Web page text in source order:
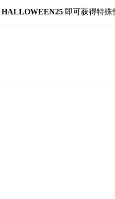
HALLOWEEN25 即可获得特